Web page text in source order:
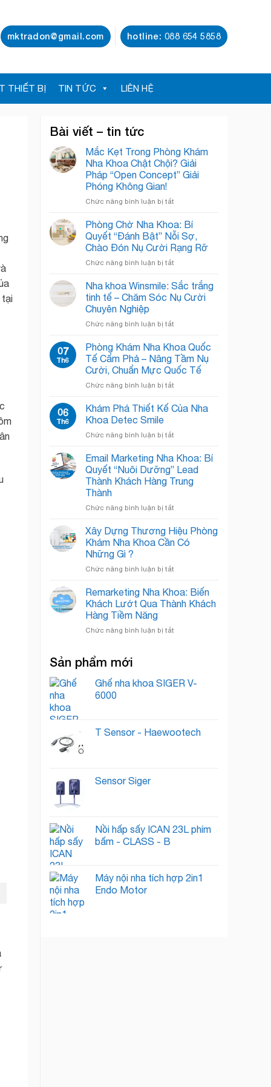
mktradon@gmail.com hotline: 088 654 5858
THIẾT BỊ TIN TỨC LIÊN HỆ
tại
Bài viết – tin tức
Mắc Kẹt Trong Phòng Khám
Nha Khoa Chật Chội? Giải
Pháp “Open Concept” Giải
Phóng Không Gian!
Chức năng bình luận bị tắtở
Kẹt
Trong
Phòng
Khám
Nha
Chật
Chội?
Giải
“Open
Giải
Phóng
Không
Gian!
Phòng Chờ Nha Khoa: Bí
Quyết “Đánh Bật” Nỗi Sợ,
Chào Đón Nụ Cười Rạng Rỡ
Chức năng bình luận bị tắtở
Chờ
Nha
Khoa:
Quyết
Bật”
Nỗi
Sợ,
Chào
Đón
Cười
Nha khoa Winsmile: Sắc trắng
tinh tế – Chăm Sóc Nụ Cười
Chuyên Nghiệp
Chức năng bình luận bị tắtở
khoa
Winsmile:
Sắc
trắng
tinh
–
Nụ
Chuyên
Nghiệp
07
Th6
Phòng Khám Nha Khoa Quốc
Tế Cẩm Phả – Nâng Tầm Nụ
Cười, Chuẩn Mực Quốc Tế
Chức năng bình luận bị tắtở
Khám
Quốc
Cẩm
Phả
–
Nâng
Nụ
Chuẩn
Mực
06
Th6
Khám Phá Thiết Kế Của Nha
Khoa Detec Smile
Chức năng bình luận bị tắtở
Phá
Thiết
Kế
Của
Khoa
Smile
Email Marketing Nha Khoa: Bí
Quyết “Nuôi Dưỡng” Lead
Thành Khách Hàng Trung
Thành
Chức năng bình luận bị tắtở
Marketing
Nha
Khoa:
Quyết
Dưỡng”
Lead
Thành
Hàng
Xây Dựng Thương Hiệu Phòng
Khám Nha Khoa Cần Có
Những Gì ?
Chức năng bình luận bị tắtở
Dựng
Thương
Hiệu
Khám
Những
Remarketing Nha Khoa: Biến
Khách Lướt Qua Thành Khách
Hàng Tiềm Năng
Chức năng bình luận bị tắtở
Khách
Hàng
Sản phẩm mới
Ghế nha khoa SIGER V-
6000
T Sensor - Haewootech
Sensor Siger
Nồi hấp sấy ICAN 23L phím
bấm - CLASS - B
Máy nội nha tích hợp 2in1
Endo Motor